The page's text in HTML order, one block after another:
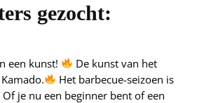
gezocht:
een kunst!
De kunst van het
Het barbecue-seizoen is
je nu een beginner bent of een